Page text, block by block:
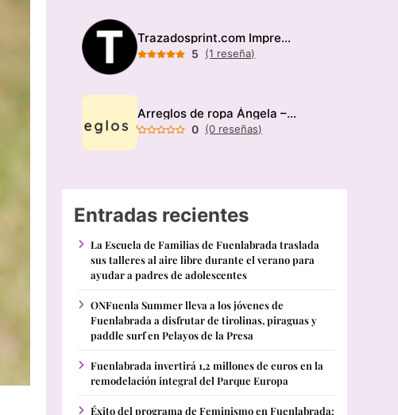
Trazadosprint.com Imprenta
5 (1 reseña)
Arreglos de ropa Ángela – Modista
0 (0 reseñas)
Entradas recientes
La Escuela de Familias de Fuenlabrada traslada
sus talleres al aire libre durante el verano para
ayudar a padres de adolescentes
ONFuenla Summer lleva a los jóvenes de
Fuenlabrada a disfrutar de tirolinas, piraguas y
paddle surf en Pelayos de la Presa
Fuenlabrada invertirá 1,2 millones de euros en la
remodelación integral del Parque Europa
Éxito del programa de Feminismo en Fuenlabrada: